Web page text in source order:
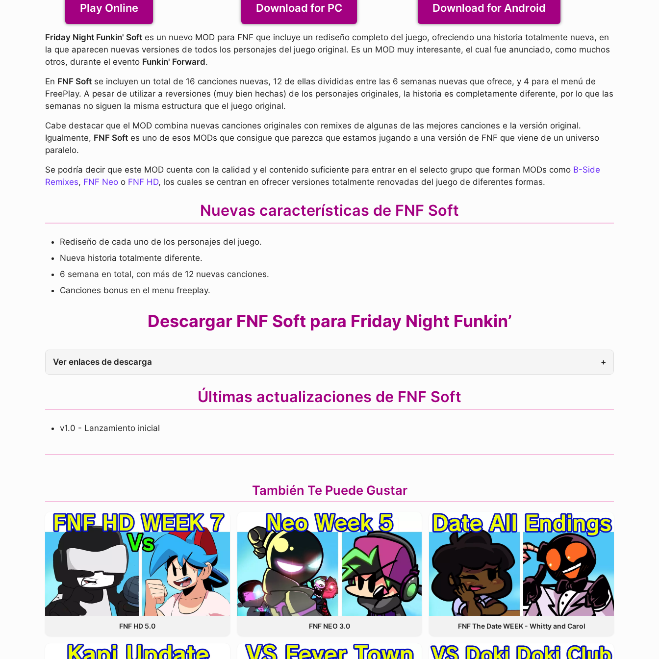
Play Online Download for PC Download for Android
Friday Night Funkin' Soft es un nuevo MOD para FNF que incluye un rediseño completo del juego, ofreciendo una historia totalmente nueva, en
la que aparecen nuevas versiones de todos los personajes del juego original. Es un MOD muy interesante, el cual fue anunciado, como muchos
otros, durante el evento Funkin' Forward.
En FNF Soft se incluyen un total de 16 canciones nuevas, 12 de ellas divididas entre las 6 semanas nuevas que ofrece, y 4 para el menú de
FreePlay. A pesar de utilizar a reversiones (muy bien hechas) de los personajes originales, la historia es completamente diferente, por lo que las
semanas no siguen la misma estructura que el juego original.
Cabe destacar que el MOD combina nuevas canciones originales con remixes de algunas de las mejores canciones e la versión original.
Igualmente, FNF Soft es uno de esos MODs que consigue que parezca que estamos jugando a una versión de FNF que viene de un universo
paralelo.
Se podría decir que este MOD cuenta con la calidad y el contenido suficiente para entrar en el selecto grupo que forman MODs como B-Side
Remixes, FNF Neo o FNF HD, los cuales se centran en ofrecer versiones totalmente renovadas del juego de diferentes formas.
Nuevas características de FNF Soft
Rediseño de cada uno de los personajes del juego.
Nueva historia totalmente diferente.
6 semana en total, con más de 12 nuevas canciones.
Canciones bonus en el menu freeplay.
Descargar FNF Soft para Friday Night Funkin’
Ver enlaces de descarga +
Últimas actualizaciones de FNF Soft
v1.0 - Lanzamiento inicial
También Te Puede Gustar
FNF HD 5.0 FNF NEO 3.0 FNF The Date WEEK - Whitty and Carol